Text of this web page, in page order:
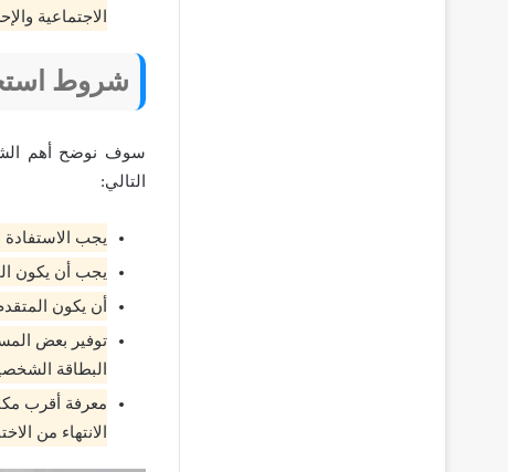
الاجتماعية
شروط
سوف نوضح أهم
التالي:
يجب الاستفادة
يجب أن يكون
أن يكون
توفير بعض
البطاقة
معرفة أقرب
الانتهاء من